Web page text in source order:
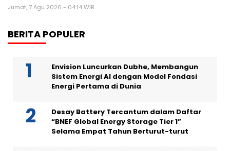
Jumat, 7 Agu 2026 - 04:14 WIB
BERITA POPULER
Envision Luncurkan Dubhe, Membangun
Sistem Energi AI dengan Model Fondasi
Energi Pertama di Dunia
Desay Battery Tercantum dalam Daftar
“BNEF Global Energy Storage Tier 1”
Selama Empat Tahun Berturut-turut